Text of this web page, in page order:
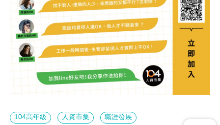
104高年級 人資市集 職涯發展